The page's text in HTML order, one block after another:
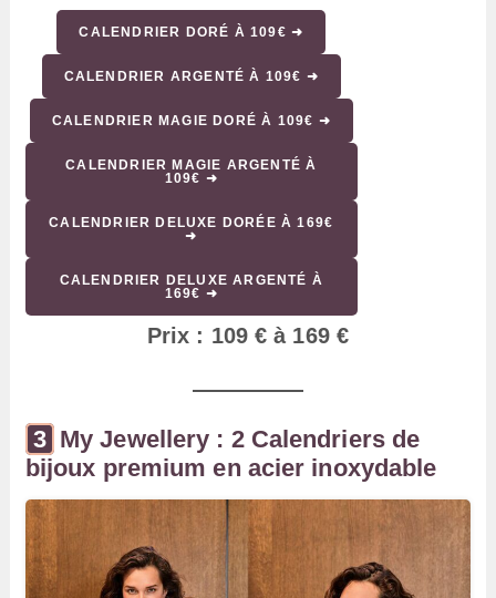
CALENDRIER DORÉ À 109€ ➜
CALENDRIER ARGENTÉ À 109€ ➜
CALENDRIER MAGIE DORÉ À 109€ ➜
CALENDRIER MAGIE ARGENTÉ À
109€ ➜
CALENDRIER DELUXE DORÉE À 169€
➜
CALENDRIER DELUXE ARGENTÉ À
169€ ➜
Prix : 109 € à 169 €
My Jewellery : 2 Calendriers de
bijoux premium en acier inoxydable